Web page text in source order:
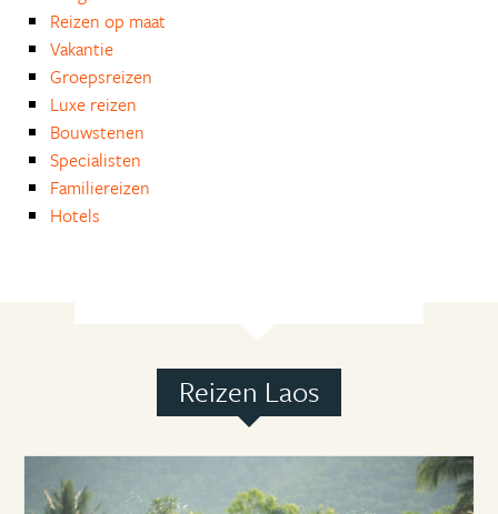
Reizen op maat
Vakantie
Groepsreizen
Luxe reizen
Bouwstenen
Specialisten
Familiereizen
Hotels
Reizen Laos